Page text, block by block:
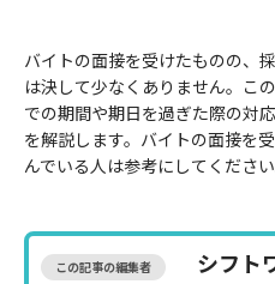
バイトの面接を受けたものの、
は決して少なくありません。こ
での期間や期日を過ぎた際の対
を解説します。バイトの面接を
んでいる人は参考にしてください
この記事の編集者 シフト